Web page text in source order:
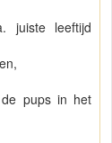
juiste leeftijd
pups in het